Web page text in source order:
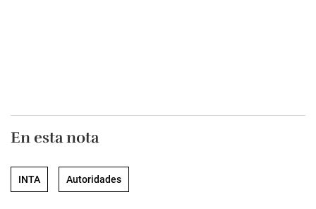
En esta nota
INTA Autoridades